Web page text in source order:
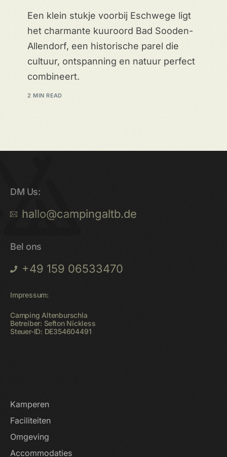
Een klein stukje voorbij Eschwege ligt
het charmante kuuroord Bad Sooden-
Allendorf, een historische parel die
cultuur, ontspanning en natuur perfect
combineert.
2 MIN READ
DM Us:
hallo@campingaltb.de
Bel ons
+49 159 06533470
Impressum:
Camping Altenburschla
Betreiber: Sefton Nickless
Steuer-ID: DE354604491
Kamperen
Faciliteiten
Omgeving
Accommodaties